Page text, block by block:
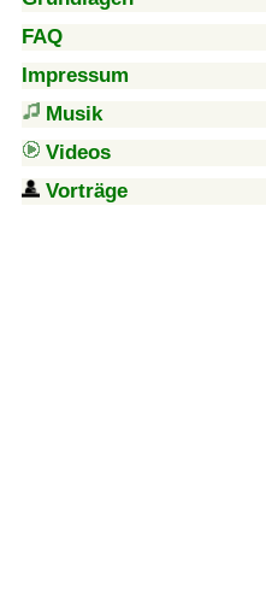
FAQ
Impressum
Musik
Videos
Vorträge